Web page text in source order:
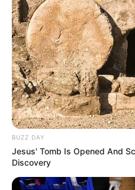
BUZZ DAY
Jesus' Tomb Is Opened And
Discovery